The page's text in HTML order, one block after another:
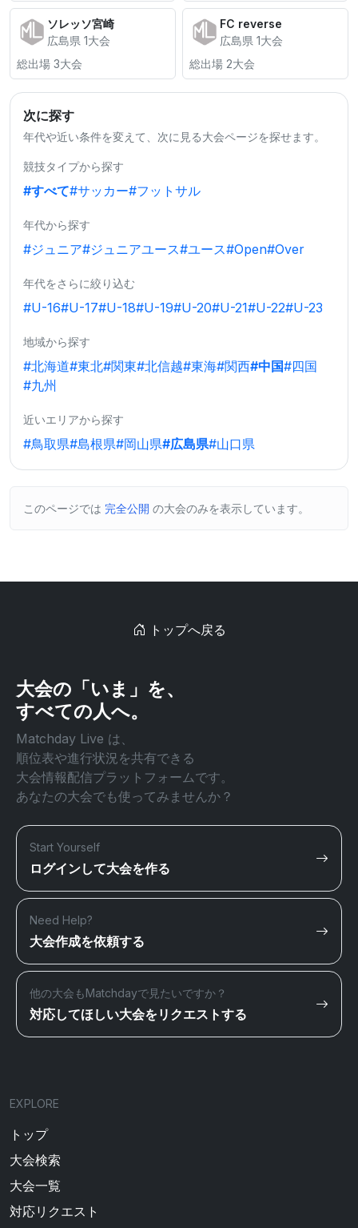
ソレッソ宮崎
広島県 1大会
総出場 3大会
FC reverse
広島県 1大会
総出場 2大会
次に探す
年代や近い条件を変えて、次に見る大会ページを探せます。
競技タイプから探す
#すべて#サッカー#フットサル
年代から探す
#ジュニア#ジュニアユース#ユース#Open#Over
年代をさらに絞り込む
#U-16#U-17#U-18#U-19#U-20#U-21#U-22#U-23
地域から探す
#北海道#東北#関東#北信越#東海#関西#中国#四国
#九州
近いエリアから探す
#鳥取県#島根県#岡山県#広島県#山口県
このページでは 完全公開 の大会のみを表示しています。
トップへ戻る
大会の「いま」を、
すべての人へ。
Matchday Live は、
順位表や進行状況を共有できる
大会情報配信プラットフォームです。
あなたの大会でも使ってみませんか？
Start Yourself
ログインして大会を作る
Need Help?
大会作成を依頼する
他の大会もMatchdayで見たいですか？
対応してほしい大会をリクエストする
EXPLORE
トップ
大会検索
大会一覧
対応リクエスト